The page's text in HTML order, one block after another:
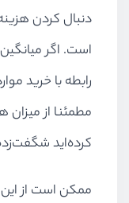
دنبال کردن
است. اگر
رابطه با خرید
مطمئنا از میزان
کرده‌اید
ممکن است از